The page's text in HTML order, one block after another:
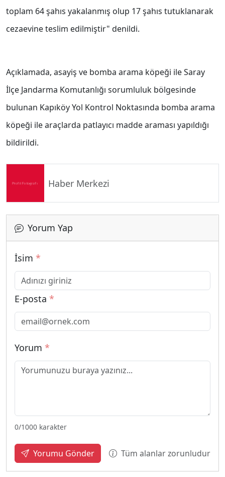
toplam 64 şahıs yakalanmış olup 17 şahıs tutuklanarak
cezaevine teslim edilmiştir" denildi.
Açıklamada, asayiş ve bomba arama köpeği ile Saray
İlçe Jandarma Komutanlığı sorumluluk bölgesinde
bulunan Kapıköy Yol Kontrol Noktasında bomba arama
köpeği ile araçlarda patlayıcı madde araması yapıldığı
bildirildi.
Haber Merkezi
Yorum Yap
İsim *
E-posta *
Yorum *
0/1000 karakter
Yorumu Gönder Tüm alanlar zorunludur